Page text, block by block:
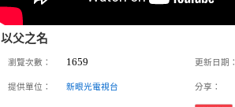
以父之名
瀏覽次數： 1659 更新日期：
提供單位： 新眼光電視台 分享：